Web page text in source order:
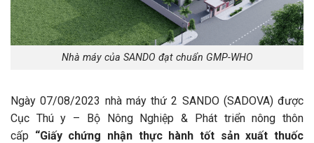
Nhà máy của SANDO đạt chuẩn GMP-WHO
Ngày 07/08/2023 nhà máy thứ 2 SANDO (SADOVA) được
Cục Thú y – Bộ Nông Nghiệp & Phát triển nông thôn
cấp “Giấy chứng nhận thực hành tốt sản xuất thuốc